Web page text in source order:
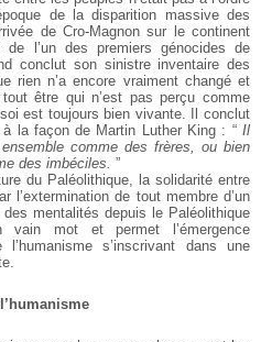
de la disparition massive des
de Cro-Magnon sur le continent
de l’un des premiers génocides de
conclut son sinistre inventaire des
rien n’a encore vraiment changé et
être qui n’est pas perçu comme
est toujours bien vivante. Il conclut
la façon de Martin Luther King : “ Il
comme des frères, ou bien
des imbéciles. ”
du Paléolithique, la solidarité entre
l’extermination de tout membre d’un
des mentalités depuis lePaléolithique
vain mot etpermet l’émergence
l’humanisme s’inscrivant dans une
l’humanisme